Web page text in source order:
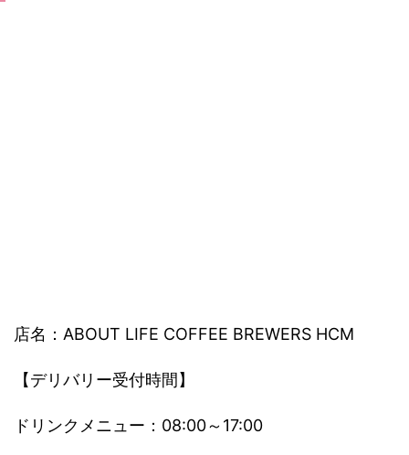
店名：ABOUT LIFE COFFEE BREWERS HCM
【デリバリー受付時間】
ドリンクメニュー：08:00～17:00